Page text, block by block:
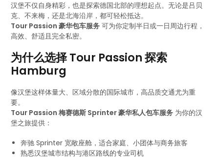
汉堡不仅自身精彩，也是探索德国北部的理想起点。无论是吕贝
克、不来梅，还是北海沿岸，都可轻松抵达。
Tour Passion 豪华包车服务 可为你定制半日或一日周边行程，
高效、舒适且完全私密。
为什么选择 Tour Passion 探索
Hamburg
像汉堡这样体量大、区域分散的国际城市，高品质交通尤为重
要。
Tour Passion 梅赛德斯 Sprinter 豪华私人包车服务 为你的汉
堡之旅提供：
奔驰 Sprinter 宽敞座舱，适合家庭、小团体与商务旅客
熟悉汉堡城市结构与港区路线的专业司机